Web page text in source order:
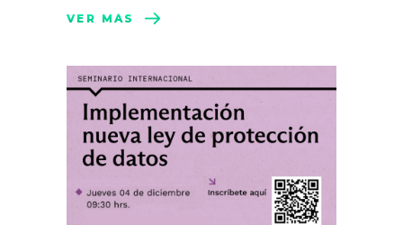
VER MÁS